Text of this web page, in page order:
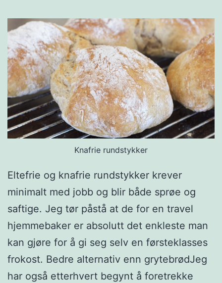
Knafrie rundstykker
Eltefrie og knafrie rundstykker krever
minimalt med jobb og blir både sprøe og
saftige. Jeg tør påstå at de for en travel
hjemmebaker er absolutt det enkleste man
kan gjøre for å gi seg selv en førsteklasses
frokost. Bedre alternativ enn grytebrødJeg
har også etterhvert begynt å foretrekke